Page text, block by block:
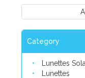
Category
Lunettes
Lunettes